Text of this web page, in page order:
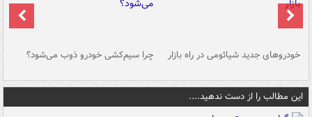
خودروهای جدید شیائومی در راه بازار چرا سیم‌کشی خودرو ذوب می‌شود؟
این مطالب را از دست ندهید....